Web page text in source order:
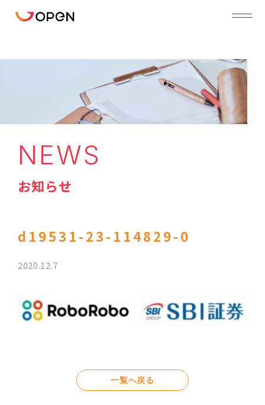
NEWS
お知らせ
d19531-23-114829-0
2020.12.7
一覧へ戻る